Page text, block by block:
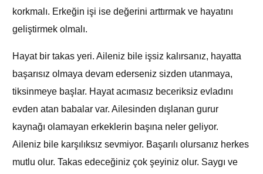
korkmalı. Erkeğin işi ise değerini arttırmak ve hayatını
geliştirmek olmalı.
Hayat bir takas yeri. Aileniz bile işsiz kalırsanız, hayatta
başarısız olmaya devam ederseniz sizden utanmaya,
tiksinmeye başlar. Hayat acımasız beceriksiz evladını
evden atan babalar var. Ailesinden dışlanan gurur
kaynağı olamayan erkeklerin başına neler geliyor.
Aileniz bile karşılıksız sevmiyor. Başarılı olursanız herkes
mutlu olur. Takas edeceğiniz çok şeyiniz olur. Saygı ve